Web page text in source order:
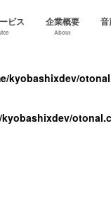
ビス 企業概要
About
音
kyobashixdev/
kyobashixdev/